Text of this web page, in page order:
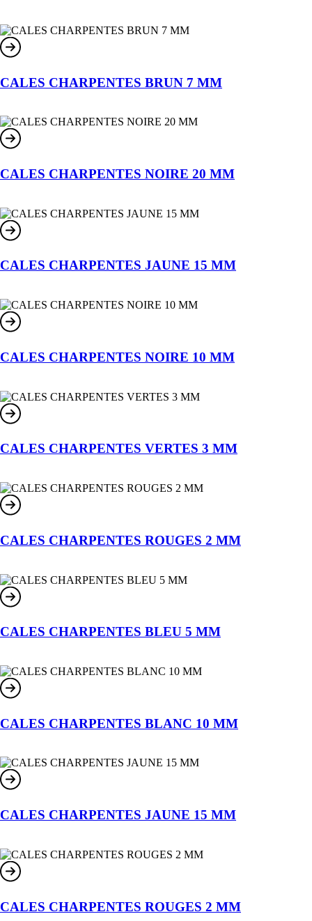
CALES CHARPENTES BRUN 7 MM
CALES CHARPENTES NOIRE 20 MM
CALES CHARPENTES JAUNE 15 MM
CALES CHARPENTES NOIRE 10 MM
CALES CHARPENTES VERTES 3 MM
CALES CHARPENTES ROUGES 2 MM
CALES CHARPENTES BLEU 5 MM
CALES CHARPENTES BLANC 10 MM
CALES CHARPENTES JAUNE 15 MM
CALES CHARPENTES ROUGES 2 MM